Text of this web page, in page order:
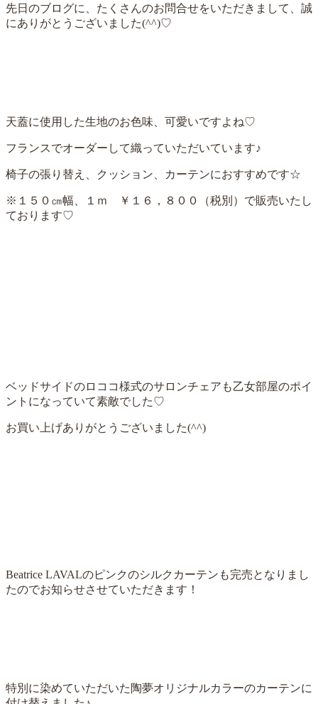
先日のブログに、たくさんのお問合せをいただきまして、誠
にありがとうございました(^^)♡
天蓋に使用した生地のお色味、可愛いですよね♡
フランスでオーダーして織っていただいています♪
椅子の張り替え、クッション、カーテンにおすすめです☆
※１５０㎝幅、１ｍ ￥１６，８００（税別）で販売いたし
ております♡
ベッドサイドのロココ様式のサロンチェアも乙女部屋のポイ
ントになっていて素敵でした♡
お買い上げありがとうございました(^^)
Beatrice LAVALのピンクのシルクカーテンも完売となりまし
たのでお知らせさせていただきます！
特別に染めていただいた陶夢オリジナルカラーのカーテンに